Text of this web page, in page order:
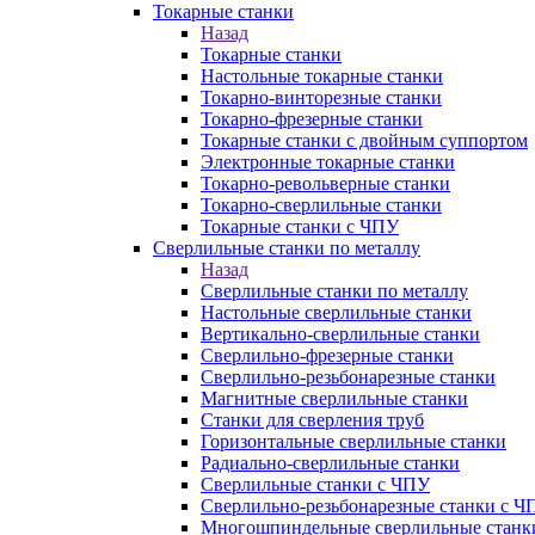
Токарные станки
Назад
Токарные станки
Настольные токарные станки
Токарно-винторезные станки
Токарно-фрезерные станки
Токарные станки с двойным суппортом
Электронные токарные станки
Токарно-револьверные станки
Токарно-сверлильные станки
Токарные станки с ЧПУ
Сверлильные станки по металлу
Назад
Сверлильные станки по металлу
Настольные сверлильные станки
Вертикально-сверлильные станки
Сверлильно-фрезерные станки
Сверлильно-резьбонарезные станки
Магнитные сверлильные станки
Станки для сверления труб
Горизонтальные сверлильные станки
Радиально-сверлильные станки
Сверлильные станки с ЧПУ
Сверлильно-резьбонарезные станки с
Многошпиндельные сверлильные